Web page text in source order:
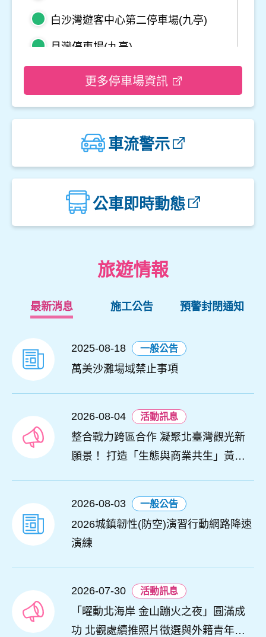
白沙灣遊客中心第二停車場(九亭)
月灣停車場(九亭)
野柳地質公園停車場
觀音山遊客中心停車場一
楓櫃斗湖停車場
中角灣停車場
更多停車場資訊
車流警示
公車即時動態
旅遊情報
最新消息
2025-08-18 一般公告
萬美沙灘場域禁止事項
2026-08-04 活動訊息
整合戰力跨區合作 凝聚北臺灣觀光新
願景！ 打造「生態與商業共生」黃金
2026-08-03 一般公告
2026城鎮韌性(防空)演習行動網路降速
演練
2026-07-30 活動訊息
「曜動北海岸 金山蹦火之夜」圓滿成
功 北觀處續推照片徵選與外籍青年免
施工公告 預警封閉通知